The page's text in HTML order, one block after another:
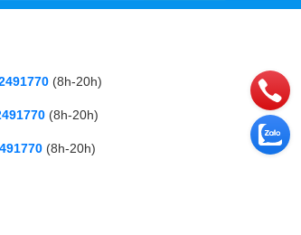
(8h-20h)
(8h-20h)
(8h-20h)